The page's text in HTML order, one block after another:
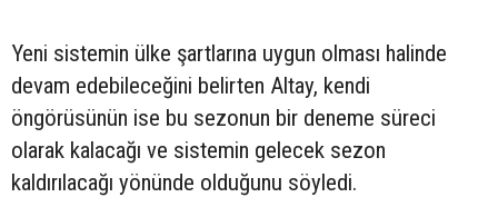
Yeni sistemin ülke şartlarına uygun olması halinde
devam edebileceğini belirten Altay, kendi
öngörüsünün ise bu sezonun bir deneme süreci
olarak kalacağı ve sistemin gelecek sezon
kaldırılacağı yönünde olduğunu söyledi.